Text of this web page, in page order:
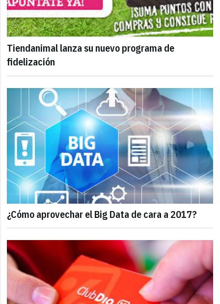
Tiendanimal lanza su nuevo programa de
fidelización
¿Cómo aprovechar el Big Data de cara a 2017?